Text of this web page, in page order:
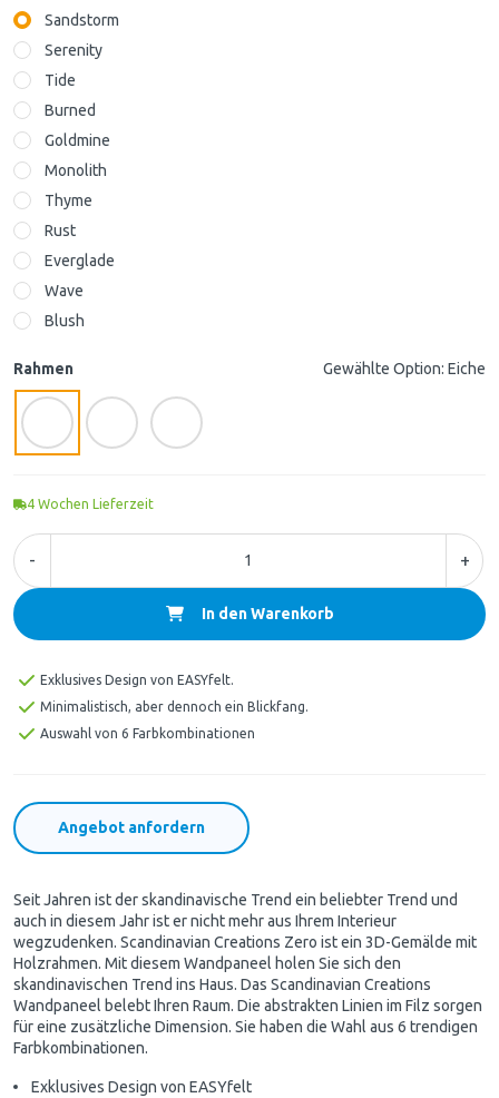
Sandstorm
Serenity
Tide
Burned
Goldmine
Monolith
Thyme
Rust
Everglade
Wave
Blush
Rahmen Gewählte Option: Eiche
4 Wochen Lieferzeit
- +
In den Warenkorb
Exklusives Design von EASYfelt.
Minimalistisch, aber dennoch ein Blickfang.
Auswahl von 6 Farbkombinationen
Angebot anfordern
Seit Jahren ist der skandinavische Trend ein beliebter Trend und
auch in diesem Jahr ist er nicht mehr aus Ihrem Interieur
wegzudenken. Scandinavian Creations Zero ist ein 3D-Gemälde mit
Holzrahmen. Mit diesem Wandpaneel holen Sie sich den
skandinavischen Trend ins Haus. Das Scandinavian Creations
Wandpaneel belebt Ihren Raum. Die abstrakten Linien im Filz sorgen
für eine zusätzliche Dimension. Sie haben die Wahl aus 6 trendigen
Farbkombinationen.
Exklusives Design von EASYfelt